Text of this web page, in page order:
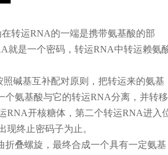
转运RNA的一端是携带氨基酸的部
就是一个密码，转运RNA中转运赖氨
碱基互补配对原则，把转运来的氨基
个氨基酸与它的转运RNA分离，并转移
RNA开核糖体，第二个转运RNA进入
终止密码子为止。
叠螺旋，最终合成一个具有一定氨基